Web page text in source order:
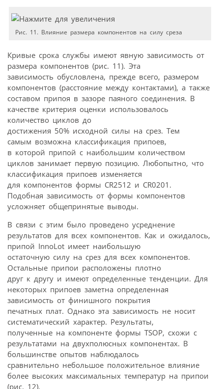
Рис. 11. Влияние размера компонентов на силу среза
Кривые срока службы имеют явную зависимость от
размера компонентов (рис. 11). Эта
зависимость обусловлена, прежде всего, размером
компонентов (расстояние между контактами), а также
составом припоя в зазоре паяного соединения. В
качестве критерия оценки использовалось
количество циклов до
достижения 50% исходной силы на срез. Тем
самым возможна классификация припоев,
в которой припой с наибольшим количеством
циклов занимает первую позицию. Любопытно, что
классификация припоев изменяется
для компонентов формы CR2512 и CR0201.
Подобная зависимость от формы компонентов
усложняет общепринятые выводы.
В связи с этим было проведено усреднение
результатов для всех компонентов. Как и ожидалось,
припой InnoLot имеет наибольшую
остаточную силу на срез для всех компонентов.
Остальные припои расположены плотно
друг к другу и имеют определенные тенденции. Для
некоторых припоев заметна определенная
зависимость от финишного покрытия
печатных плат. Однако эта зависимость не носит
систематический характер. Результаты,
полученные на компоненте формы TSOP, схожи с
результатами на двухполюсных компонентах. В
большинстве опытов наблюдалось
сравнительно небольшое положительное влияние
более высоких максимальных температур на припои
(рис. 12).